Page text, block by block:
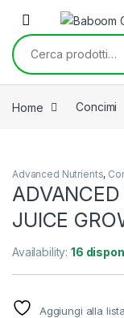
Skip to navigation
Skip to content
Cerca:
Home Concimi
Advanced Nutrients,
JUICE
Availability:16
Aggiungi alla